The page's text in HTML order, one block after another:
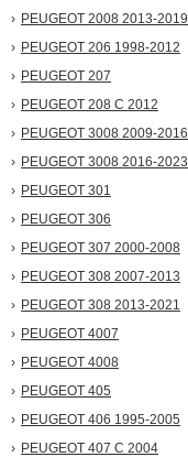
PEUGEOT 2008 2013-2019
PEUGEOT 206 1998-2012
PEUGEOT 207
PEUGEOT 208 С 2012
PEUGEOT 3008 2009-2016
PEUGEOT 3008 2016-2023
PEUGEOT 301
PEUGEOT 306
PEUGEOT 307 2000-2008
PEUGEOT 308 2007-2013
PEUGEOT 308 2013-2021
PEUGEOT 4007
PEUGEOT 4008
PEUGEOT 405
PEUGEOT 406 1995-2005
PEUGEOT 407 С 2004